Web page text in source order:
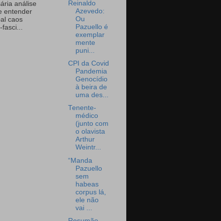
análise
entender
caos
Reinaldo
Azevedo:
Ou
Pazuello é
exemplar
mente
puni...
CPI da Covid
Pandemia
Genocídio
à beira de
uma des...
Tenente-
médico
(junto com
o olavista
Arthur
Weintr...
“Manda
Pazuello
sem
habeas
corpus lá,
ele não
vai ...